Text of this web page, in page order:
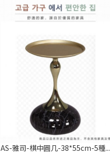
AS-雅司-棋中圓几-38*55cm-5種...